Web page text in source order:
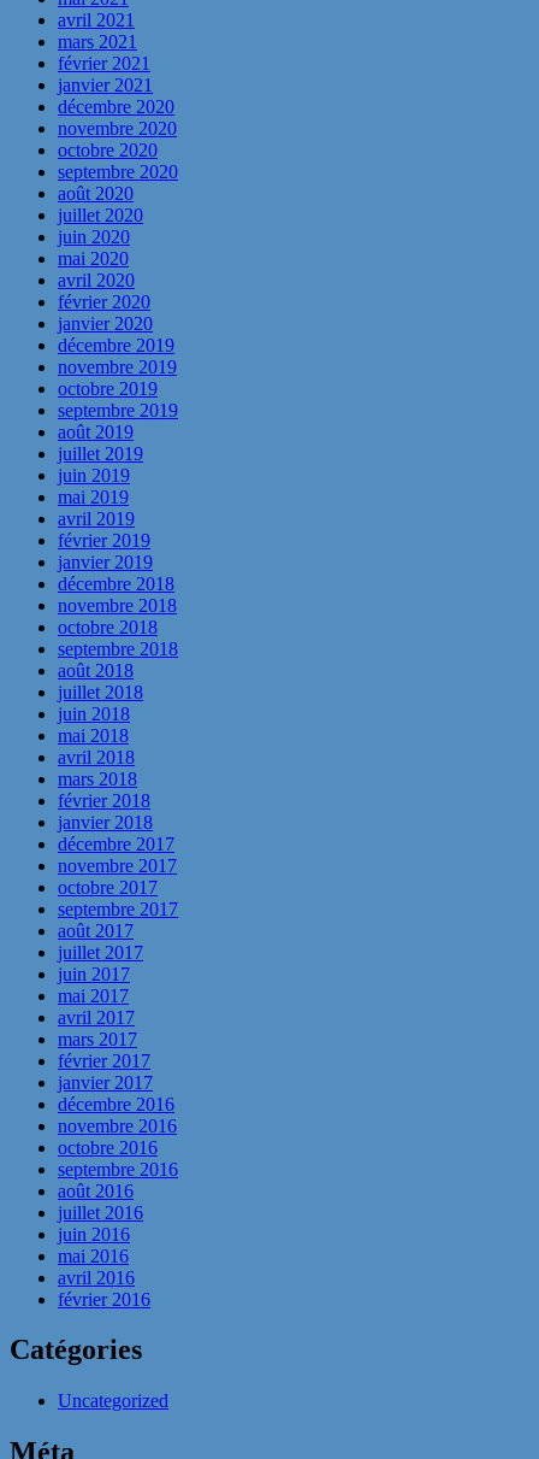
avril 2021
mars 2021
février 2021
janvier 2021
décembre 2020
novembre 2020
octobre 2020
septembre 2020
août 2020
juillet 2020
juin 2020
mai 2020
avril 2020
février 2020
janvier 2020
décembre 2019
novembre 2019
octobre 2019
septembre 2019
août 2019
juillet 2019
juin 2019
mai 2019
avril 2019
février 2019
janvier 2019
décembre 2018
novembre 2018
octobre 2018
septembre 2018
août 2018
juillet 2018
juin 2018
mai 2018
avril 2018
mars 2018
février 2018
janvier 2018
décembre 2017
novembre 2017
octobre 2017
septembre 2017
août 2017
juillet 2017
juin 2017
mai 2017
avril 2017
mars 2017
février 2017
janvier 2017
décembre 2016
novembre 2016
octobre 2016
septembre 2016
août 2016
juillet 2016
juin 2016
mai 2016
avril 2016
février 2016
Catégories
Uncategorized
Méta